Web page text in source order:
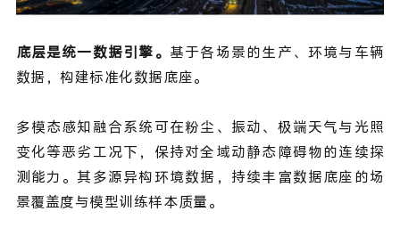
底层是统一数据引擎。 基于各场景的生产、环境与车辆
数据，构建标准化数据底座。
多模态感知融合系统可在粉尘、振动、极端天气与光照
变化等恶劣工况下，保持对全域动静态障碍物的连续探
测能力。其多源异构环境数据，持续丰富数据底座的场
景覆盖度与模型训练样本质量。